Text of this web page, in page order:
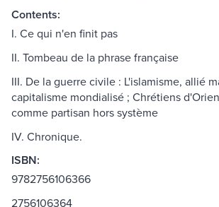
Contents:
I. Ce qui n'en finit pas
II. Tombeau de la phrase française
III. De la guerre civile : L'islamisme, allié
capitalisme mondialisé ; Chrétiens
comme partisan hors système
IV. Chronique.
ISBN:
9782756106366
2756106364